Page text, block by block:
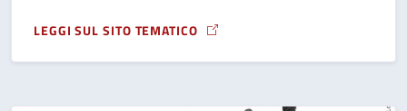
LEGGI SUL SITO TEMATICO
A PROPOSITO DI FESTIVAL DELLA LIUTERIA